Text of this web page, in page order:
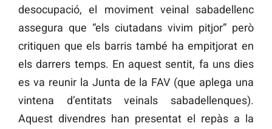
desocupació, el moviment veinal sabadellenc
assegura que “els ciutadans vivim pitjor” però
critiquen que els barris també ha empitjorat en
els darrers temps. En aquest sentit, fa uns dies
es va reunir la Junta de la FAV (que aplega una
vintena d’entitats veinals sabadellenques).
Aquest divendres han presentat el repàs a la